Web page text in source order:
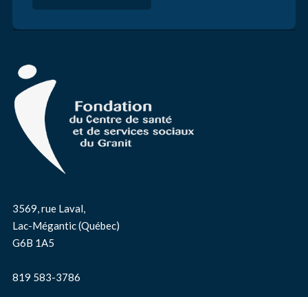
3569, rue Laval,
Lac-Mégantic (Québec)
G6B 1A5
819 583-3786